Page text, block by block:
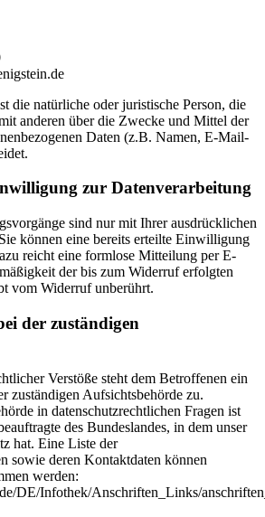
die natürliche oder juristische Person, die
anderen über die Zwecke und Mittel der
Daten (z.B. Namen, E-Mail-
zur Datenverarbeitung
sind nur mit Ihrer ausdrücklichen
können eine bereits erteilte Einwilligung
reicht eine formlose Mitteilung per E-
der bis zum Widerruf erfolgten
vom Widerruf unberührt.
der zuständigen
Verstöße steht dem Betroffenen ein
zuständigen Aufsichtsbehörde zu.
in datenschutzrechtlichen Fragen ist
des Bundeslandes, in dem unser
hat. Eine Liste der
sowie deren Kontaktdaten können
werden:
DE/Infothek/Anschriften_Links/